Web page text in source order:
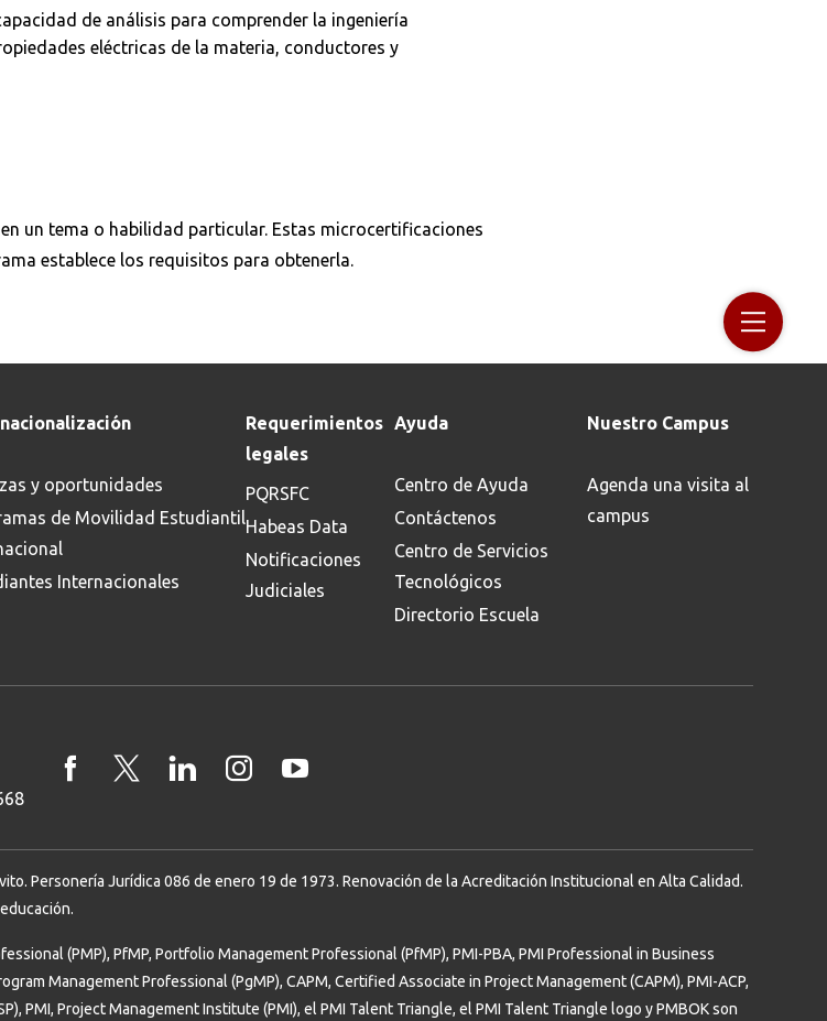
de análisis para comprender la ingeniería
eléctricas de la materia, conductores y
un tema o habilidad particular. Estas microcertificaciones
establece los requisitos para obtenerla.
y oportunidades
de Movilidad Estudiantil
Internacionales
Requerimientos
legales
PQRSFC
Habeas Data
Notificaciones
Judiciales
Ayuda
Centro de Ayuda
Contáctenos
Centro de Servicios
Tecnológicos
Directorio Escuela
Nuestro Campus
Agenda una visita al
campus
Personería Jurídica 086 de enero 19 de 1973. Renovación de la Acreditación Institucional en Alta Calidad.
(PMP), PfMP, Portfolio Management Professional (PfMP), PMI-PBA, PMI Professional in Business
Management Professional (PgMP), CAPM, Certified Associate in Project Management (CAPM), PMI-ACP,
PMI, Project Management Institute (PMI), el PMI Talent Triangle, el PMI Talent Triangle logo y PMBOK son